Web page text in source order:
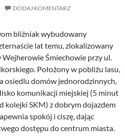
DODAJ KOMENTARZ
bliźniak wybudowany
lat temu, zlokalizowany
Wejherowie Śmiechowie przy ul.
Położony w pobliżu lasu,
osiedlu domów jednorodzinnych,
komunikacji miejskiej (5 minut
kolejki SKM) z dobrym dojazdem
spokój i ciszę, dając
dostępu do centrum miasta.